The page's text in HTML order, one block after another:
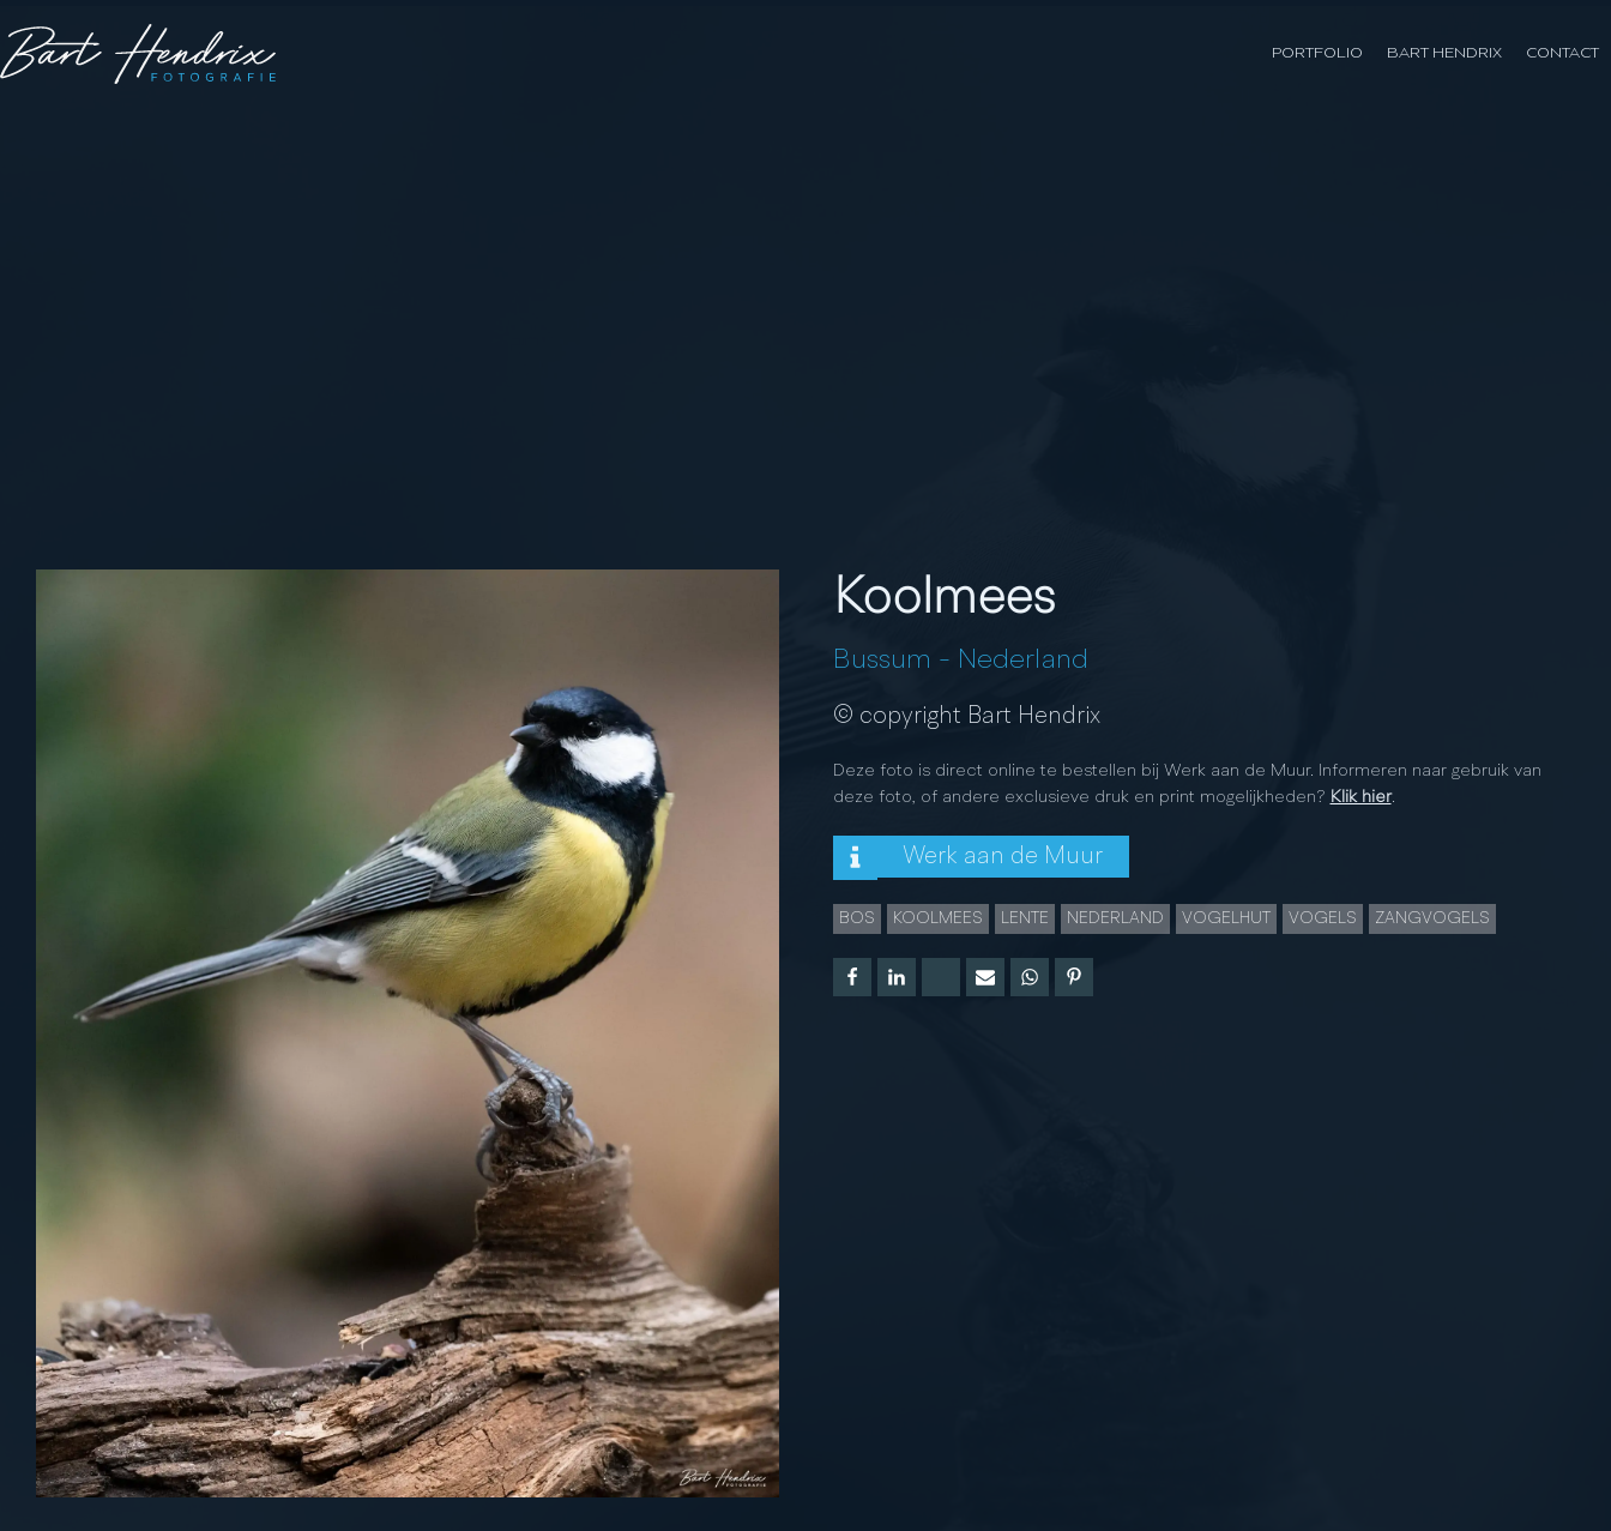
PORTFOLIO BART HENDRIX CONTACT
Koolmees
Bussum - Nederland
© copyright Bart Hendrix
Deze foto is direct online te bestellen bij Werk aan de Muur. Informeren naar gebruik van
deze foto, of andere exclusieve druk en print mogelijkheden? Klik hier.
Werk aan de Muur
BOS KOOLMEES LENTE NEDERLAND VOGELHUT VOGELS ZANGVOGELS